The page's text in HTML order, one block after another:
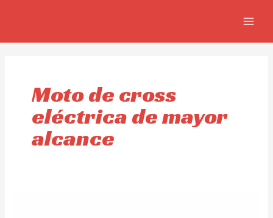
Moto de cross
eléctrica de mayor
alcance